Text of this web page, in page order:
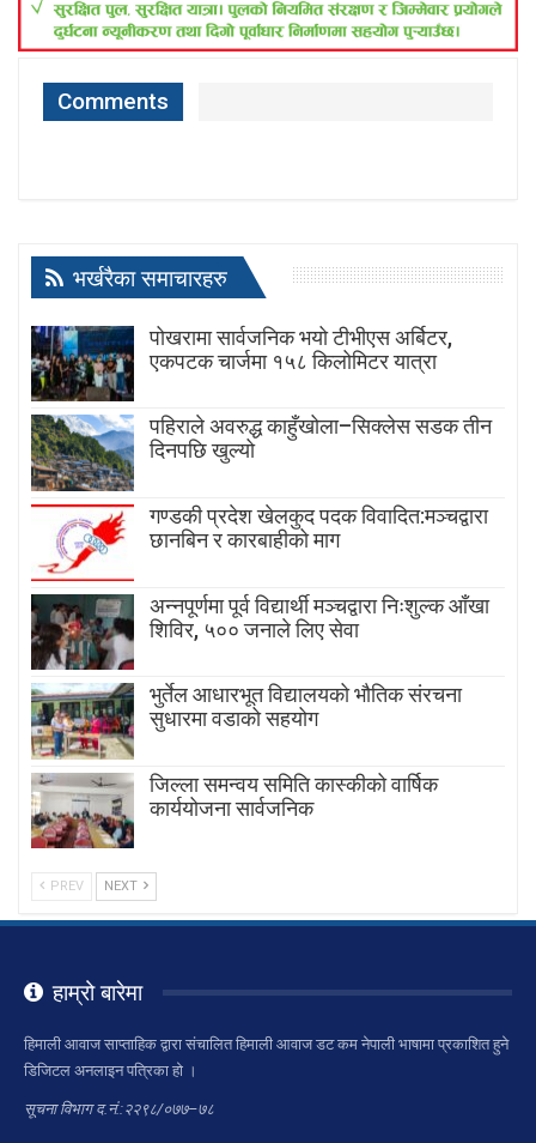
Comments
भर्खरैका समाचारहरु
पोखरामा सार्वजनिक भयो टीभीएस अर्बिटर,
एकपटक चार्जमा १५८ किलोमिटर यात्रा
पहिराले अवरुद्ध काहुँखोला–सिक्लेस सडक तीन
दिनपछि खुल्यो
गण्डकी प्रदेश खेलकुद पदक विवादित:मञ्चद्वारा
छानबिन र कारबाहीको माग
अन्नपूर्णमा पूर्व विद्यार्थी मञ्चद्वारा निःशुल्क आँखा
शिविर, ५०० जनाले लिए सेवा
भुर्तेल आधारभूत विद्यालयको भौतिक संरचना
सुधारमा वडाको सहयोग
जिल्ला समन्वय समिति कास्कीको वार्षिक
कार्ययोजना सार्वजनिक
PREV NEXT
हाम्रो बारेमा
हिमाली आवाज साप्ताहिक द्वारा संचालित हिमाली आवाज डट कम नेपाली भाषामा प्रकाशित हुने
डिजिटल अनलाइन पत्रिका हो ।
सूचना विभाग द.नं.:२२९८/०७७–७८